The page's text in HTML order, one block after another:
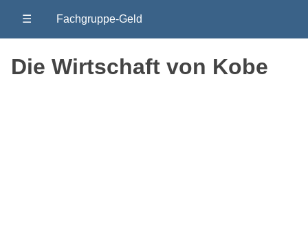
☰ Fachgruppe-Geld
Die Wirtschaft von Kobe